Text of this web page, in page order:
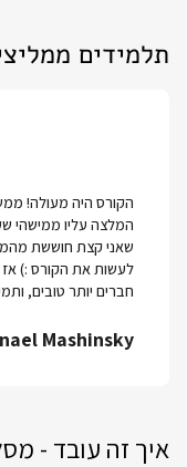
תלמידים
הקורס היה מעולה!
חברים יותר טובים,
Mashinsky
איך זה עובד -